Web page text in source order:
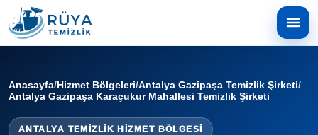
Anasayfa/Hizmet Bölgeleri/Antalya Gazipaşa Temizlik Şirketi/
Antalya Gazipaşa Karaçukur Mahallesi Temizlik Şirketi
ANTALYA TEMIZLIK HIZMET BÖLGESI